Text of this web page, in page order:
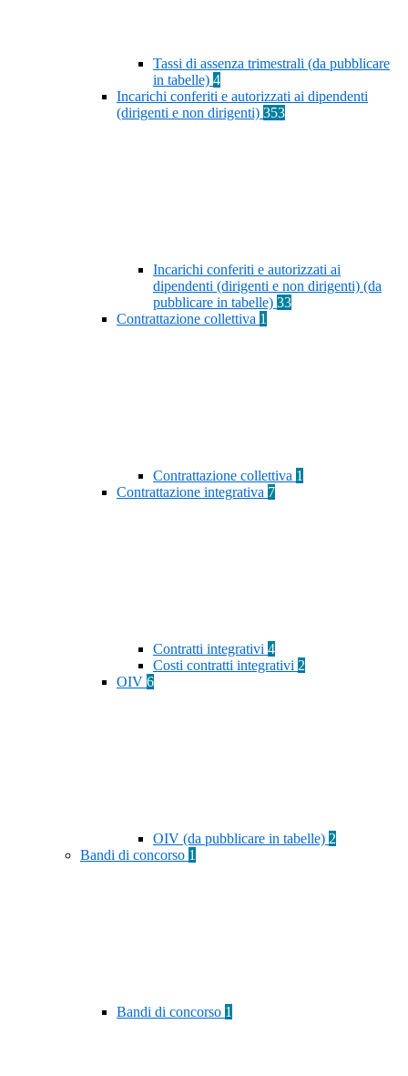
Tassi di assenza trimestrali (da pubblicare
in tabelle) 4
Incarichi conferiti e autorizzati ai dipendenti
(dirigenti e non dirigenti) 353
Incarichi conferiti e autorizzati ai
dipendenti (dirigenti e non dirigenti) (da
pubblicare in tabelle) 33
Contrattazione collettiva 1
Contrattazione collettiva 1
Contrattazione integrativa 7
Contratti integrativi 4
Costi contratti integrativi 2
OIV 6
OIV (da pubblicare in tabelle) 2
Bandi di concorso 1
Bandi di concorso 1